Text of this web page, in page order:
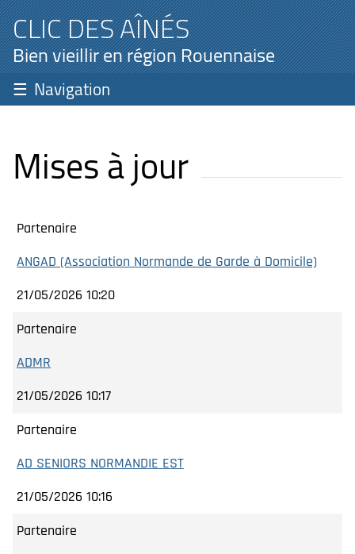
CLIC DES AÎNÉS
Bien vieillir en région Rouennaise
Navigation
Mises à jour
Partenaire
ANGAD (Association Normande de Garde à Domicile)
21/05/2026 10:20
Partenaire
ADMR
21/05/2026 10:17
Partenaire
AD SENIORS NORMANDIE EST
21/05/2026 10:16
Partenaire